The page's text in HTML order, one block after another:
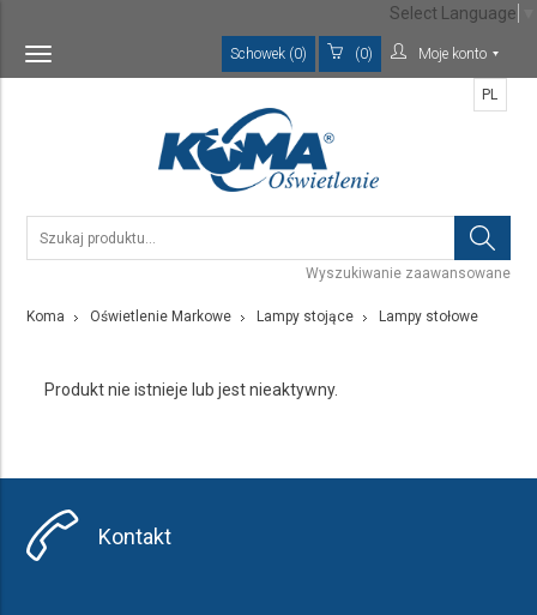
Toggle
navigation
Schowek (0) (0) Moje konto
Wyszukiwanie zaawansowane
PL
Koma Oświetlenie Markowe Lampy stojące Lampy stołowe
Produkt nie istnieje lub jest nieaktywny.
Kontakt
Select Language